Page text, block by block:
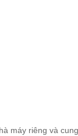
máy riêng và